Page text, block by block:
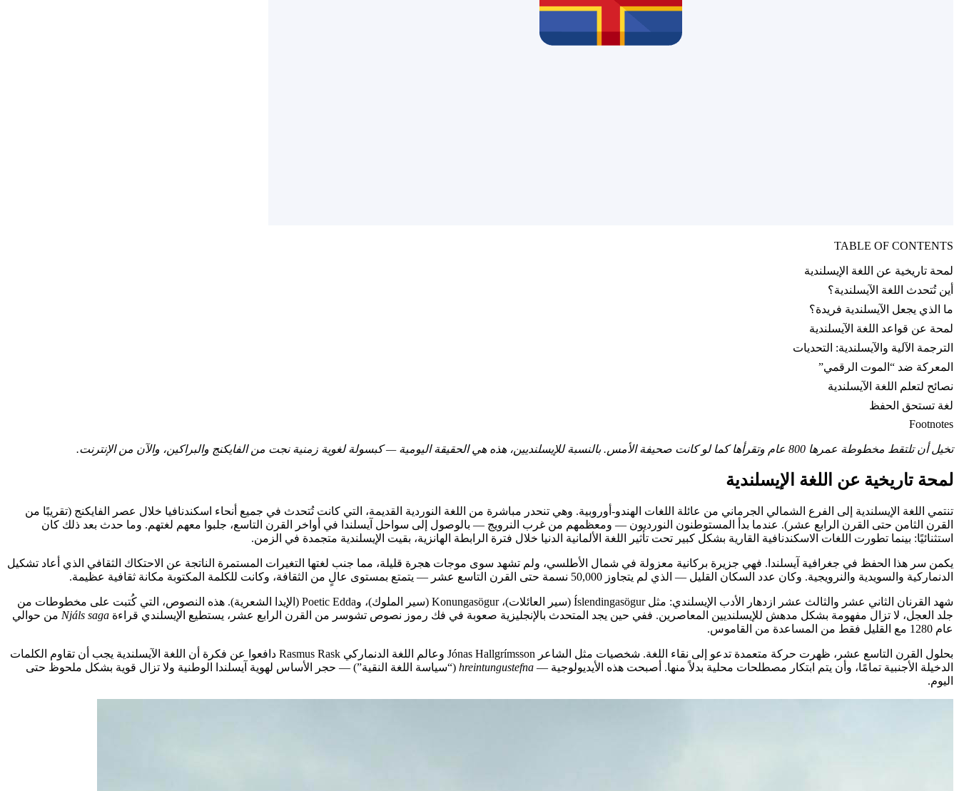
TABLE OF CONTENTS
لمحة تاريخية عن اللغة الإيسلندية
أين تُتحدث اللغة الآيسلندية؟
ما الذي يجعل الآيسلندية فريدة؟
لمحة عن قواعد اللغة الآيسلندية
الترجمة الآلية والآيسلندية: التحديات
المعركة ضد “الموت الرقمي”
نصائح لتعلم اللغة الآيسلندية
لغة تستحق الحفظ
Footnotes
تخيل أن تلتقط مخطوطة عمرها 800 عام وتقرأها كما لو كانت صحيفة الأمس. بالنسبة للإيسلنديين، هذه هي الحقيقة اليومية — كبسولة لغوية زمنية نجت من الفايكنج والبراكين، والآن من الإنترنت.
لمحة تاريخية عن اللغة الإيسلندية
تنتمي اللغة الإيسلندية إلى الفرع الشمالي الجرماني من عائلة اللغات الهندو-أوروبية. وهي تنحدر مباشرة من اللغة النوردية القديمة، التي كانت تُتحدث في جميع أنحاء اسكندنافيا خلال عصر الفايكنج (تقريبًا من
القرن الثامن حتى القرن الرابع عشر). عندما بدأ المستوطنون النورديون — ومعظمهم من غرب النرويج — بالوصول إلى سواحل آيسلندا في أواخر القرن التاسع، جلبوا معهم لغتهم. وما حدث بعد ذلك كان
استثنائيًا: بينما تطورت اللغات الاسكندنافية القارية بشكل كبير تحت تأثير اللغة الألمانية الدنيا خلال فترة الرابطة الهانزية، بقيت الإيسلندية متجمدة في الزمن.
يكمن سر هذا الحفظ في جغرافية آيسلندا. فهي جزيرة بركانية معزولة في شمال الأطلسي، ولم تشهد سوى موجات هجرة قليلة، مما جنب لغتها التغيرات المستمرة الناتجة عن الاحتكاك الثقافي الذي أعاد تشكيل
الدنماركية والسويدية والنرويجية. وكان عدد السكان القليل — الذي لم يتجاوز 50,000 نسمة حتى القرن التاسع عشر — يتمتع بمستوى عالٍ من الثقافة، وكانت للكلمة المكتوبة مكانة ثقافية عظيمة.
شهد القرنان الثاني عشر والثالث عشر ازدهار الأدب الإيسلندي: مثل Íslendingasögur (سير العائلات)، Konungasögur (سير الملوك)، وPoetic Edda (الإيدا الشعرية). هذه النصوص، التي كُتبت على مخطوطات من
جلد العجل، لا تزال مفهومة بشكل مدهش للإيسلنديين المعاصرين. ففي حين يجد المتحدث بالإنجليزية صعوبة في فك رموز نصوص تشوسر من القرن الرابع عشر، يستطيع الإيسلندي قراءة Njáls saga من حوالي
عام 1280 مع القليل فقط من المساعدة من القاموس.
بحلول القرن التاسع عشر، ظهرت حركة متعمدة تدعو إلى نقاء اللغة. شخصيات مثل الشاعر Jónas Hallgrímsson وعالم اللغة الدنماركي Rasmus Rask دافعوا عن فكرة أن اللغة الآيسلندية يجب أن تقاوم الكلمات
الدخيلة الأجنبية تمامًا، وأن يتم ابتكار مصطلحات محلية بدلاً منها. أصبحت هذه الأيديولوجية — hreintungustefna (“سياسة اللغة النقية”) — حجر الأساس لهوية آيسلندا الوطنية ولا تزال قوية بشكل ملحوظ حتى
اليوم.